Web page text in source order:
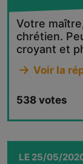
Votre
chrétien.
croyant et
Voir la
538 votes
LE 25/05/